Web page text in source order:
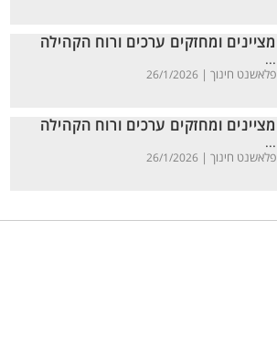
מציינים ומחזקים ערכים ורוח הקהילה
...
פלאשנט חינוך | 26/1/2026
מציינים ומחזקים ערכים ורוח הקהילה
...
פלאשנט חינוך | 26/1/2026